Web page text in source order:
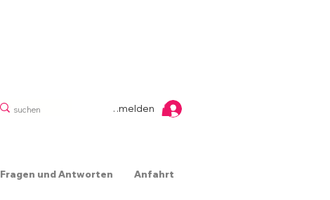
Anmelden
Fragen und Antworten Anfahrt